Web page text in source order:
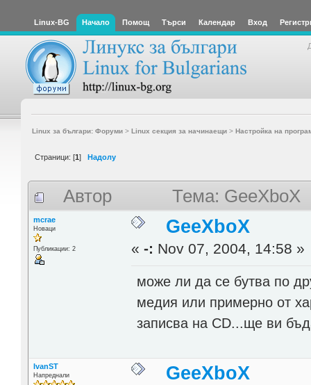
Linux-BG Начало Помощ Търси Календар Вход
Linux за българи: Форуми> Linux секция за начинаещи> Настройка на
Страници: [1] Надолу
Автор Тема: GeeXboX
mcrae
Новаци
Публикации: 2
GeeXboX
«-: Nov 07, 2004, 14:58 »
може ли да се бутва по
медия или примерно от
записва на CD...ще ви
IvanST
Напреднали GeeXboX